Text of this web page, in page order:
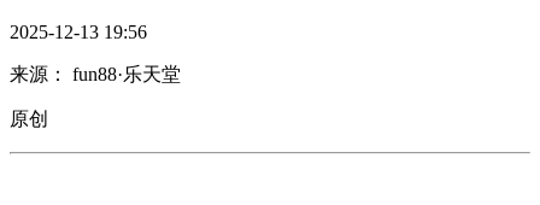
2025-12-13 19:56
来源： fun88·乐天堂
原创